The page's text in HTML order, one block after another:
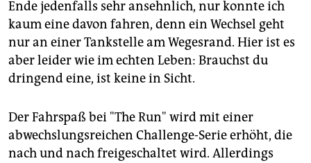
Ende jedenfalls sehr ansehnlich, nur konnte ich
kaum eine davon fahren, denn ein Wechsel geht
nur an einer Tankstelle am Wegesrand. Hier ist es
aber leider wie im echten Leben: Brauchst du
dringend eine, ist keine in Sicht.
Der Fahrspaß bei "The Run" wird mit einer
abwechslungsreichen Challenge-Serie erhöht, die
nach und nach freigeschaltet wird. Allerdings